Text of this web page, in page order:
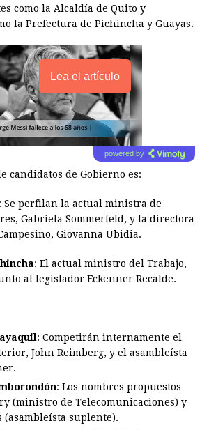
como la Alcaldía de Quito y
la Prefectura de Pichincha y Guayas.
Lea el artículo
powered by
candidatos de Gobierno es:
: Se perfilan la actual ministra de
Gabriela Sommerfeld, y la directora
Giovanna Ubidia.
: El actual ministro del Trabajo,
al legislador Eckenner Recalde.
: Competirán internamente el
John Reimberg, y el asambleísta
: Los nombres propuestos
(ministro de Telecomunicaciones) y
(asambleísta suplente).